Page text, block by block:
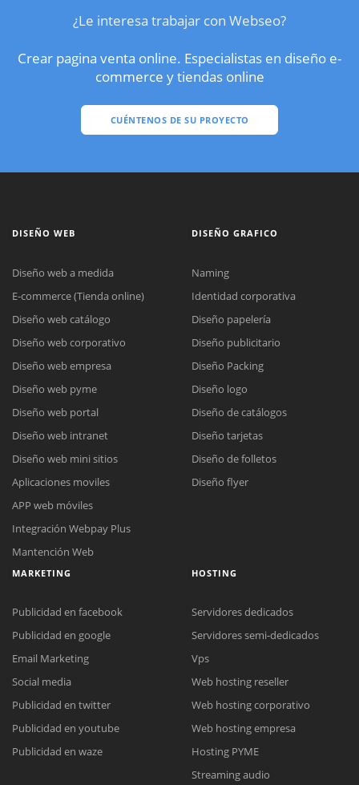
¿Le interesa trabajar con Webseo?
Crear pagina venta online. Especialistas en diseño e-
commerce y tiendas online
CUÉNTENOS DE SU PROYECTO
Reunión online
Meet para la reunión online.
Cotización
Chat Online
Todos nuestros ejecutivos están fuera de línea. Complete el formulario
DISEÑO WEB
Diseño web a medida
E-commerce (Tienda online)
Diseño web catálogo
Diseño web corporativo
Diseño web empresa
Diseño web pyme
Diseño web portal
Diseño web intranet
Diseño web mini sitios
Aplicaciones moviles
APP web móviles
Integración Webpay Plus
Mantención Web
DISEÑO GRAFICO
Naming
Identidad corporativa
Diseño papelería
Diseño publicitario
Diseño Packing
Diseño logo
Diseño de catálogos
Diseño tarjetas
Diseño de folletos
Diseño flyer
MARKETING
Publicidad en facebook
Publicidad en google
Email Marketing
Social media
Publicidad en twitter
Publicidad en youtube
Publicidad en waze
HOSTING
Servidores dedicados
Servidores semi-dedicados
Vps
Web hosting reseller
Web hosting corporativo
Web hosting empresa
Hosting PYME
Streaming audio